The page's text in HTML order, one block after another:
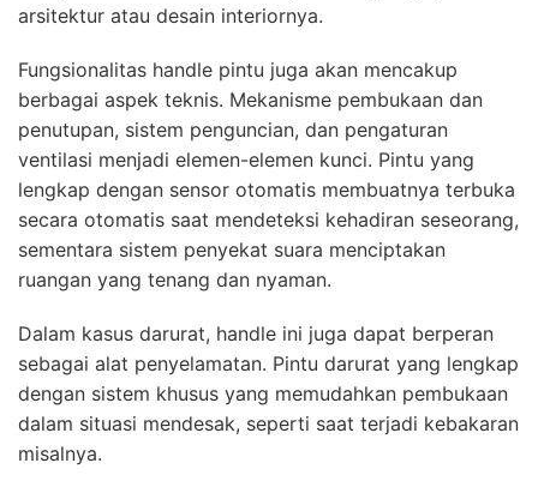
arsitektur atau desain interiornya.
Fungsionalitas handle pintu juga akan mencakup
berbagai aspek teknis. Mekanisme pembukaan dan
penutupan, sistem penguncian, dan pengaturan
ventilasi menjadi elemen-elemen kunci. Pintu yang
lengkap dengan sensor otomatis membuatnya terbuka
secara otomatis saat mendeteksi kehadiran seseorang,
sementara sistem penyekat suara menciptakan
ruangan yang tenang dan nyaman.
Dalam kasus darurat, handle ini juga dapat berperan
sebagai alat penyelamatan. Pintu darurat yang lengkap
dengan sistem khusus yang memudahkan pembukaan
dalam situasi mendesak, seperti saat terjadi kebakaran
misalnya.